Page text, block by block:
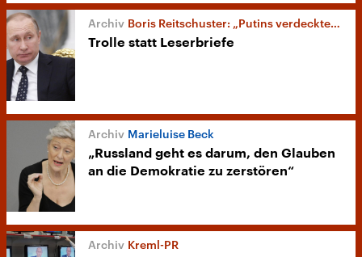
Boris Reitschuster: „Putins verdeckter Krieg“
Trolle statt Leserbriefe
Marieluise Beck
„Russland geht es darum, den Glauben
an die Demokratie zu zerstören“
Kreml-PR